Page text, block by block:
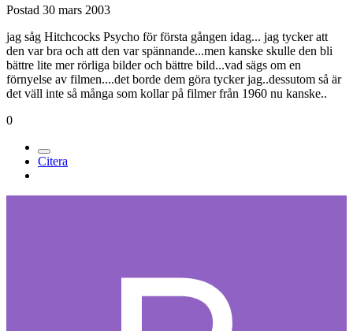
Postad 30 mars 2003
jag såg Hitchcocks Psycho för första gången idag... jag tycker att
den var bra och att den var spännande...men kanske skulle den bli
bättre lite mer rörliga bilder och bättre bild...vad sägs om en
förnyelse av filmen....det borde dem göra tycker jag..dessutom så är
det väll inte så många som kollar på filmer från 1960 nu kanske..
0
Citera